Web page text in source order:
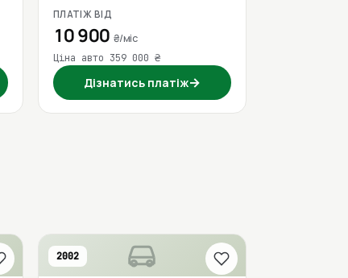
ПЛАТІЖ ВІД
10 900 ₴/міс
Ціна авто 359 000 ₴
Дізнатись платіж→
2002